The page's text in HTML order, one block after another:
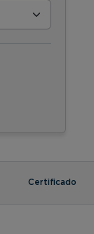
Certificado